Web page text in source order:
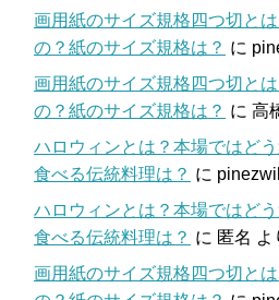
画用紙のサイズ規格四つ切と
の？紙のサイズ規格は？ に
画用紙のサイズ規格四つ切と
の？紙のサイズ規格は？ に 高
ハロウィンとは？本場ではど
食べる伝統料理は？ に pinezwill
ハロウィンとは？本場ではど
食べる伝統料理は？ に 匿名 よ
画用紙のサイズ規格四つ切と